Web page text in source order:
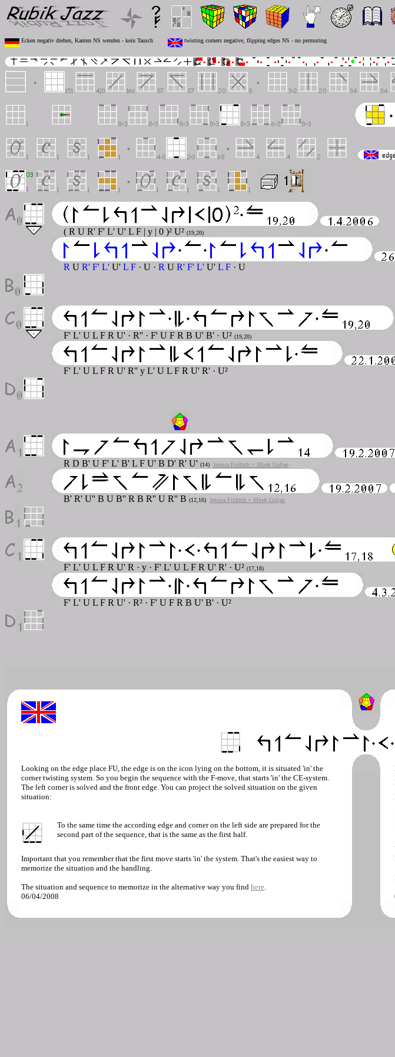
Ecken negativ drehen, Kanten NS wenden - kein Tausch twisting corners negative, flipping edges NS - no permuting
( R U R' F' L' U' L F | y | 0 )² U² (19,20)
R U R' F' L' U' L F · U · R U R' F' L' U' L F · U
F' L' U L F R U' · R'' · F' U F R B U' B' · U² (19,20)
F' L' U L F R U' R'' y L' U L F R U' R' · U²
R D B' U F' L' B' L F U' B D' R' U' (14) Jessica Fridrich + Mirek Goljan
B' R' U'' B U B'' R B R'' U R'' B (12,16) Jessica Fridrich + Mirek Goljan
F' L' U L F R U' R · y · F' L' U L F R U' R' · U² (17,18)
F' L' U L F R U' · R² · F' U F R B U' B' · U²
Looking on the edge place FU, the edge is on the icon lying on the bottom, it is situated 'in' the
corner twisting system. So you begin the sequence with the F-move, that starts 'in' the CE-system.
The left corner is solved and the front edge. You can project the solved situation on the given
situation:
To the same time the according edge and corner on the left side are prepared for the
second part of the sequence, that is the same as the first half.
Important that you remember that the first move starts 'in' the system. That's the easiest way to
memorize the situation and the handling.
The situation and sequence to memorize in the alternative way you find here.
06/04/2008